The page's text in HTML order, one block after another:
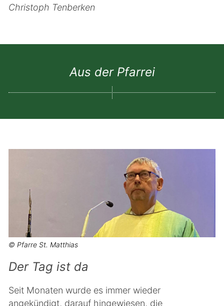
Christoph Tenberken
Aus der Pfarrei
© Pfarre St. Matthias
Der Tag ist da
Seit Monaten wurde es immer wieder
angekündigt, darauf hingewiesen, die